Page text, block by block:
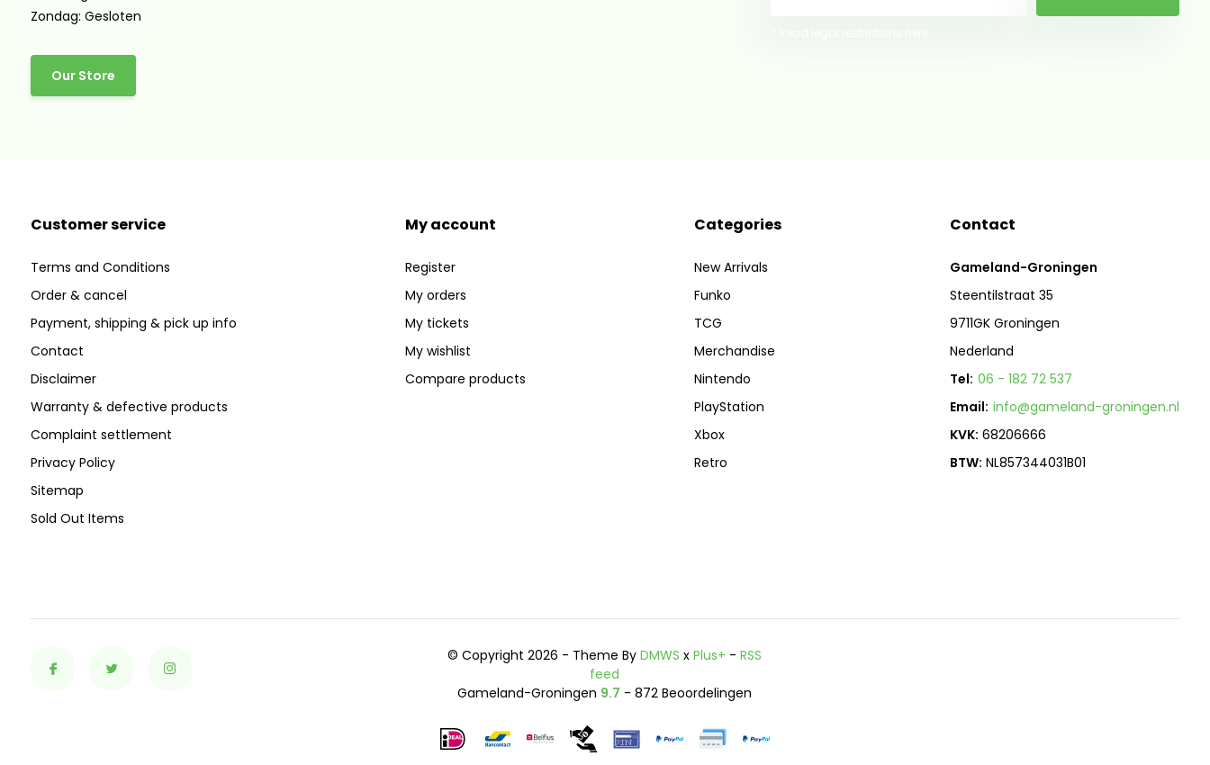
Zondag: Gesloten
Our Store
Customer service
Terms and Conditions
Order & cancel
Payment, shipping & pick up info
Contact
Disclaimer
Warranty & defective products
Complaint settlement
Privacy Policy
Sitemap
Sold Out Items
My account
Register
My orders
My tickets
My wishlist
Compare products
Categories
New Arrivals
Funko
TCG
Merchandise
Nintendo
PlayStation
Xbox
Retro
Contact
Gameland-Groningen
Steentilstraat 35
9711GK Groningen
Nederland
Tel: 06 - 182 72 537
Email: info@gameland-groningen.nl
KVK: 68206666
BTW: NL857344031B01
© Copyright 2026 - Theme ByDMWS xPlus+ -RSS
feed
Gameland-Groningen 9.7 - 872 Beoordelingen